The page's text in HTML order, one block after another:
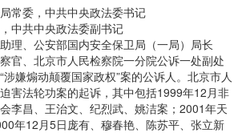
常委，中共中央政法委书记
中共中央政法委副书记
理、公安部国内安全保卫局（一局）局长
官、北京市人民检察院一分院公诉一处副处
嫌煽动颠覆国家政权”案的公诉人。北京市人
害法轮功案的起诉，其中包括1999年12月非
李昌、王治文、纪烈武、姚洁案；2001年天
年12月5日庞有、穆春艳、陈苏平、张立新